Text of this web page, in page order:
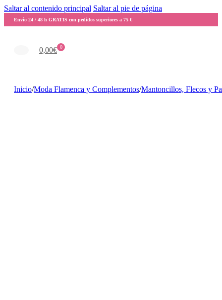
Saltar al contenido principal Saltar al pie de página
Envío 24 / 48 h GRATIS con pedidos superiores a 75 €
0
0,00€
Inicio/Moda Flamenca y Complementos/Mantoncillos, Flecos y